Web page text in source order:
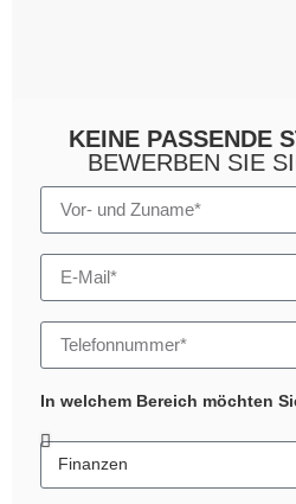
KEINE PASSENDE
BEWERBEN SIE
In welchem Bereich möchten